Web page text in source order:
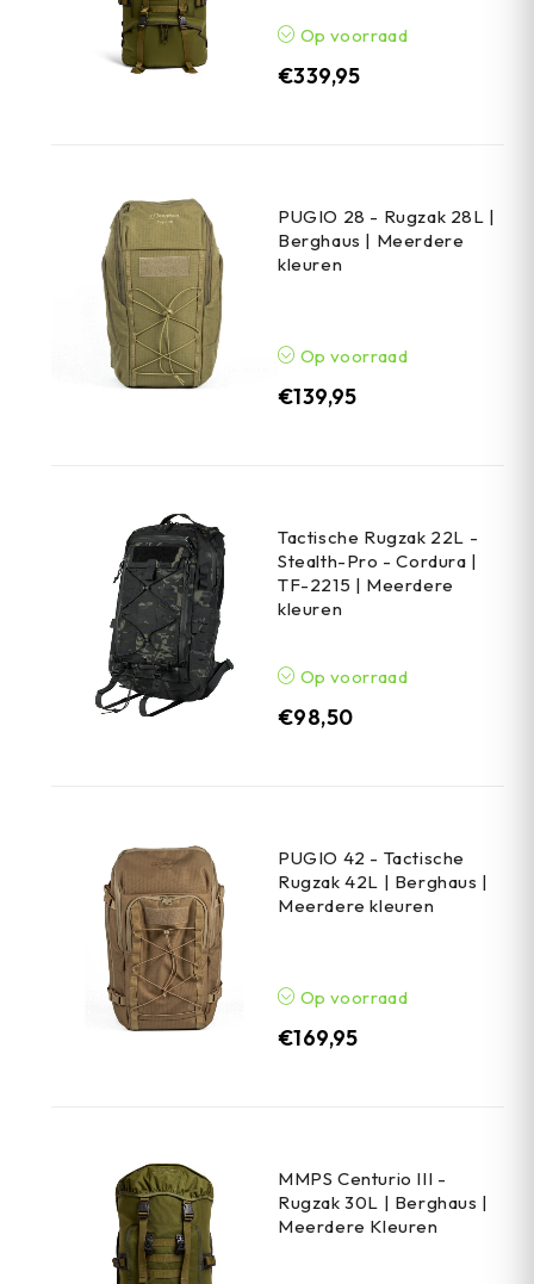
Op voorraad
€339,95
PUGIO 28 - Rugzak 28L |
Berghaus | Meerdere
kleuren
Op voorraad
€139,95
Tactische Rugzak 22L -
Stealth-Pro - Cordura |
TF-2215 | Meerdere
kleuren
Op voorraad
€98,50
PUGIO 42 - Tactische
Rugzak 42L | Berghaus |
Meerdere kleuren
Op voorraad
€169,95
MMPS Centurio III -
Rugzak 30L | Berghaus |
Meerdere Kleuren